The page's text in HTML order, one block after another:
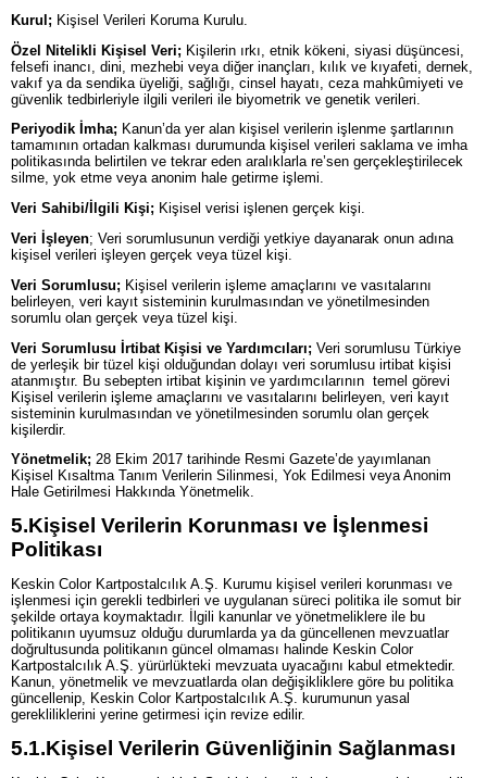
Kurul; Kişisel Verileri Koruma Kurulu.
Özel Nitelikli Kişisel Veri; Kişilerin ırkı, etnik kökeni, siyasi düşüncesi,
felsefi inancı, dini, mezhebi veya diğer inançları, kılık ve kıyafeti, dernek,
vakıf ya da sendika üyeliği, sağlığı, cinsel hayatı, ceza mahkûmiyeti ve
güvenlik tedbirleriyle ilgili verileri ile biyometrik ve genetik verileri.
Periyodik İmha; Kanun’da yer alan kişisel verilerin işlenme şartlarının
tamamının ortadan kalkması durumunda kişisel verileri saklama ve imha
politikasında belirtilen ve tekrar eden aralıklarla re’sen gerçekleştirilecek
silme, yok etme veya anonim hale getirme işlemi.
Veri Sahibi/İlgili Kişi; Kişisel verisi işlenen gerçek kişi.
Veri İşleyen; Veri sorumlusunun verdiği yetkiye dayanarak onun adına
kişisel verileri işleyen gerçek veya tüzel kişi.
Veri Sorumlusu; Kişisel verilerin işleme amaçlarını ve vasıtalarını
belirleyen, veri kayıt sisteminin kurulmasından ve yönetilmesinden
sorumlu olan gerçek veya tüzel kişi.
Veri Sorumlusu İrtibat Kişisi ve Yardımcıları; Veri sorumlusu Türkiye
de yerleşik bir tüzel kişi olduğundan dolayı veri sorumlusu irtibat kişisi
atanmıştır. Bu sebepten irtibat kişinin ve yardımcılarının temel görevi
Kişisel verilerin işleme amaçlarını ve vasıtalarını belirleyen, veri kayıt
sisteminin kurulmasından ve yönetilmesinden sorumlu olan gerçek
kişilerdir.
Yönetmelik; 28 Ekim 2017 tarihinde Resmi Gazete’de yayımlanan
Kişisel Kısaltma Tanım Verilerin Silinmesi, Yok Edilmesi veya Anonim
Hale Getirilmesi Hakkında Yönetmelik.
5.Kişisel Verilerin Korunması ve İşlenmesi
Politikası
Keskin Color Kartpostalcılık A.Ş. Kurumu kişisel verileri korunması ve
işlenmesi için gerekli tedbirleri ve uygulanan süreci politika ile somut bir
şekilde ortaya koymaktadır. İlgili kanunlar ve yönetmeliklere ile bu
politikanın uyumsuz olduğu durumlarda ya da güncellenen mevzuatlar
doğrultusunda politikanın güncel olmaması halinde Keskin Color
Kartpostalcılık A.Ş. yürürlükteki mevzuata uyacağını kabul etmektedir.
Kanun, yönetmelik ve mevzuatlarda olan değişikliklere göre bu politika
güncellenip, Keskin Color Kartpostalcılık A.Ş. kurumunun yasal
gerekliliklerini yerine getirmesi için revize edilir.
5.1.Kişisel Verilerin Güvenliğinin Sağlanması